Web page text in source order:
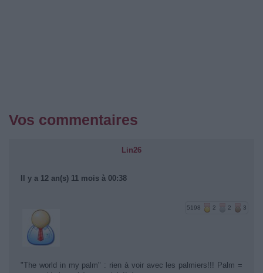
Vos commentaires
Lin26
Il y a 12 an(s) 11 mois à 00:38
5198 2 2 3
"The world in my palm" : rien à voir avec les palmiers!!! Palm =